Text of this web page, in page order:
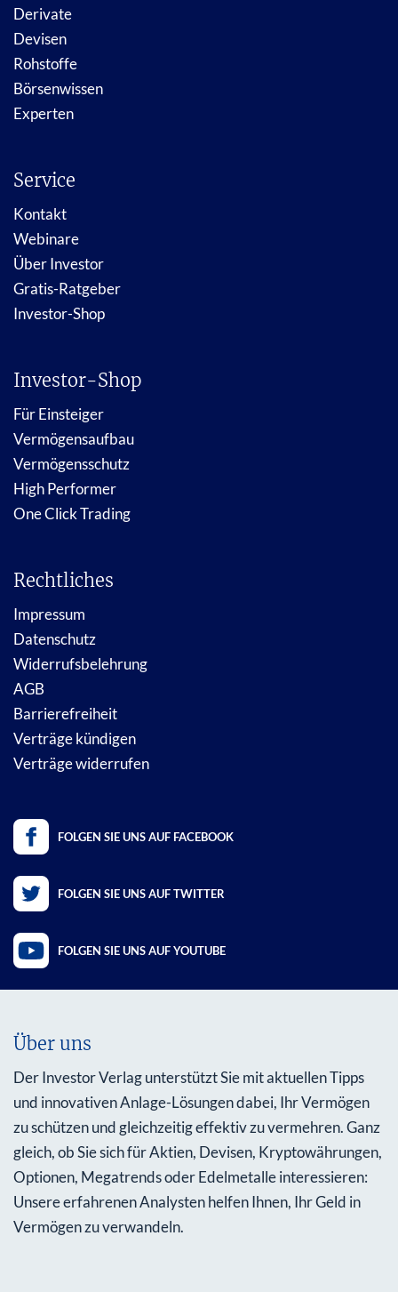
Derivate
Devisen
Rohstoffe
Börsenwissen
Experten
Service
Kontakt
Webinare
Über Investor
Gratis-Ratgeber
Investor-Shop
Investor-Shop
Für Einsteiger
Vermögensaufbau
Vermögensschutz
High Performer
One Click Trading
Rechtliches
Impressum
Datenschutz
Widerrufsbelehrung
AGB
Barrierefreiheit
Verträge kündigen
Verträge widerrufen
FOLGEN SIE UNS AUF FACEBOOK
FOLGEN SIE UNS AUF TWITTER
FOLGEN SIE UNS AUF YOUTUBE
Über uns
Der Investor Verlag unterstützt Sie mit aktuellen Tipps
und innovativen Anlage-Lösungen dabei, Ihr Vermögen
zu schützen und gleichzeitig effektiv zu vermehren. Ganz
gleich, ob Sie sich für Aktien, Devisen, Kryptowährungen,
Optionen, Megatrends oder Edelmetalle interessieren:
Unsere erfahrenen Analysten helfen Ihnen, Ihr Geld in
Vermögen zu verwandeln.